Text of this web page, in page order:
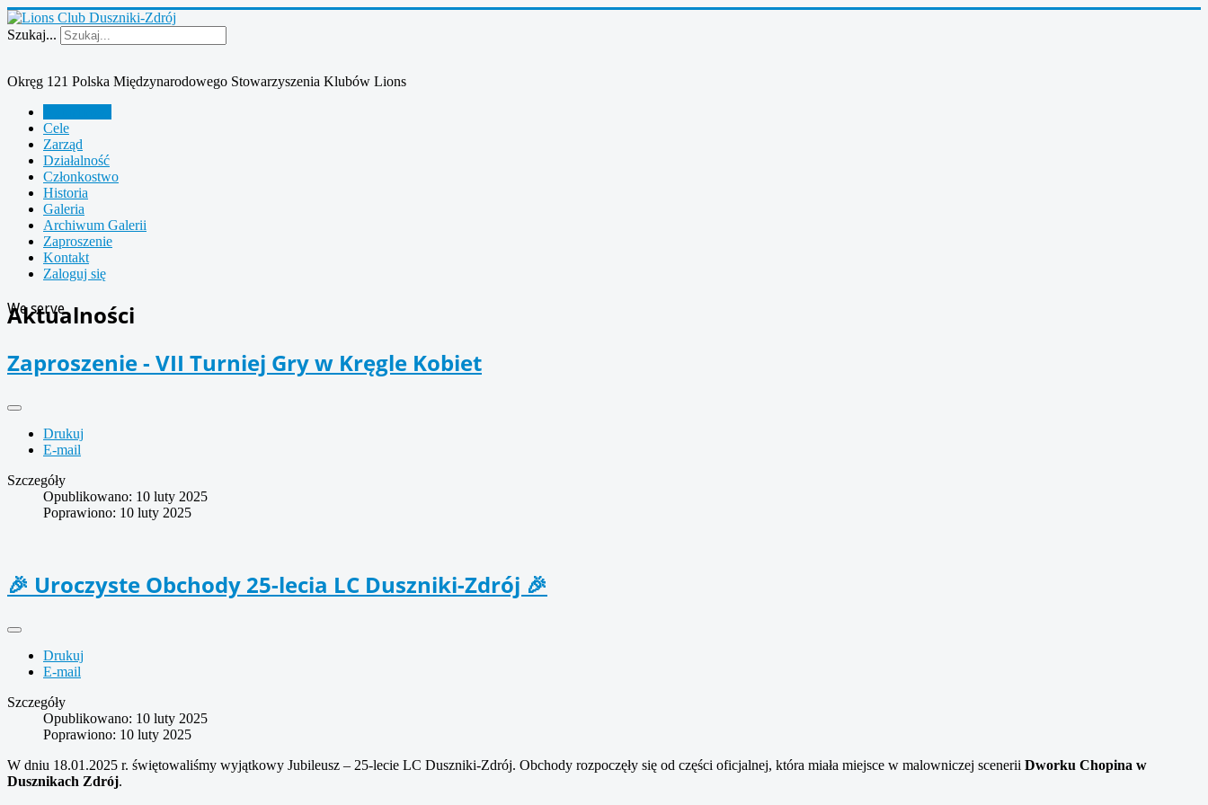
Szukaj...
Okręg 121 Polska Międzynarodowego Stowarzyszenia Klubów Lions
Cele
Zarząd
Działalność
Członkostwo
Historia
Galeria
Archiwum Galerii
Zaproszenie
Kontakt
Zaloguj się
We serve
Aktualności
Zaproszenie - VII Turniej Gry w Kręgle Kobiet
Drukuj
E-mail
Szczegóły
Opublikowano: 10 luty 2025
Poprawiono: 10 luty 2025
🎉 Uroczyste Obchody 25-lecia LC Duszniki-Zdrój 🎉
Drukuj
E-mail
Szczegóły
Opublikowano: 10 luty 2025
Poprawiono: 10 luty 2025
W dniu 18.01.2025 r. świętowaliśmy wyjątkowy Jubileusz – 25-lecie LC Duszniki-Zdrój. Obchody rozpoczęły się od części oficjalnej, która miała miejsce w malowniczej scenerii Dworku Chopina w
Dusznikach Zdrój.